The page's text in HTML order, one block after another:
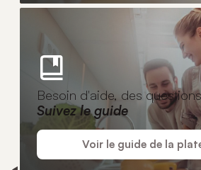
Besoin d'aide, des
Suivez le guide
Voir le guide de la